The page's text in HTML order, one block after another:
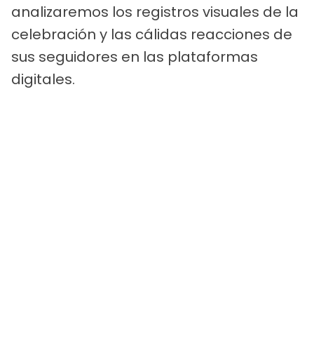
analizaremos los registros visuales de la
celebración y las cálidas reacciones de
sus seguidores en las plataformas
digitales.